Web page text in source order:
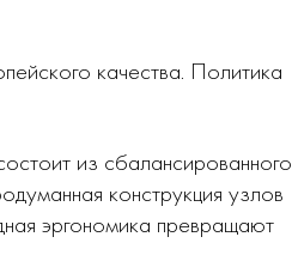
качества. Политика
из сбалансированного
конструкция узлов
эргономика превращают